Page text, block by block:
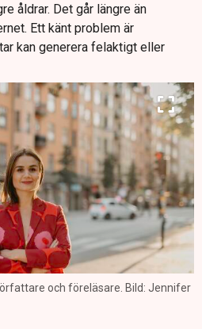
åldrar. Det går längre än
Ett känt problem är
kan generera felaktigt eller
och föreläsare. Bild: Jennifer